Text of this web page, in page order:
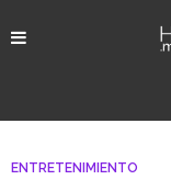
ENTRETENIMIENTO